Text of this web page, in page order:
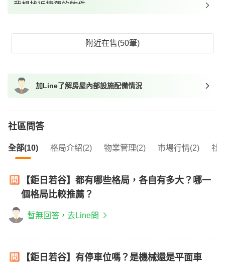
我想找近捷運的物件
我想找配備瓦斯爐的物件
我想找具垃圾處理的物件
我想找近捷運的物件
附近在售(50筆)
加Line了解房屋內部設施配備情況
社區問答
全部(10) 格局介紹(2) 物業管理(2) 市場行情(2) 社
【鉅日若谷】都有哪些格局，各自有多大？哪一
個格局比較推薦？
暫無回答，去Line問
【鉅日若谷】有停車位嗎？是機械還是平面車